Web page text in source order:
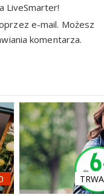
LiveSmarter!
e-mail. Możesz
komentarza.